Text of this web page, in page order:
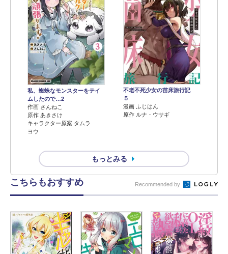
私、蜘蛛なモンスターをテイ
ムしたので…2
作画 さんねこ
原作 あきさけ
キャラクター原案 タムラ
ヨウ
不老不死少女の苗床旅行記
５
漫画 ふじはん
原作 ルナ・ウサギ
もっとみる
こちらもおすすめ Recommended by